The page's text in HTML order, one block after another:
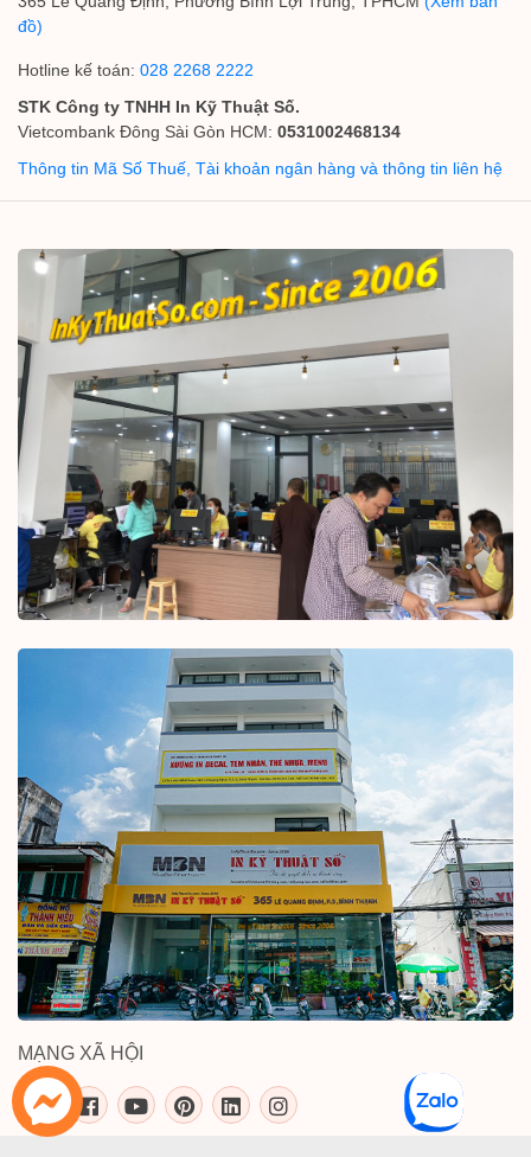
đồ)
Hotline kế toán: 028 2268 2222
STK Công ty TNHH In Kỹ Thuật Số.
Vietcombank Đông Sài Gòn HCM: 0531002468134
Thông tin Mã Số Thuế, Tài khoản ngân hàng và thông tin liên hệ
MẠNG XÃ HỘI
inkythuatso.com trên các mạng xã